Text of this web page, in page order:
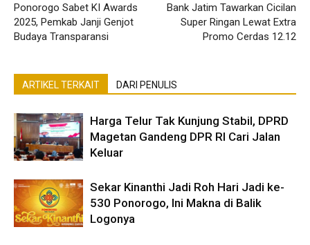
Ponorogo Sabet KI Awards
2025, Pemkab Janji Genjot
Budaya Transparansi
Bank Jatim Tawarkan Cicilan
Super Ringan Lewat Extra
Promo Cerdas 12.12
ARTIKEL TERKAIT DARI PENULIS
Harga Telur Tak Kunjung Stabil, DPRD
Magetan Gandeng DPR RI Cari Jalan
Keluar
Sekar Kinanthi Jadi Roh Hari Jadi ke-
530 Ponorogo, Ini Makna di Balik
Logonya